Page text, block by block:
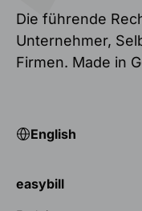
Die führende
Unternehmer,
Firmen. Made in
English
easybill